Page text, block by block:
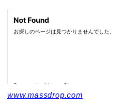
www.massdrop.com